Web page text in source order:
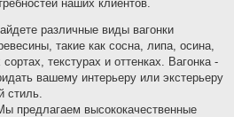
наших клиентов.
различные виды вагонки
такие как сосна, липа, осина,
текстурах и оттенках. Вагонка -
вашему интерьеру или экстерьеру
стиль.
предлагаем высококачественные